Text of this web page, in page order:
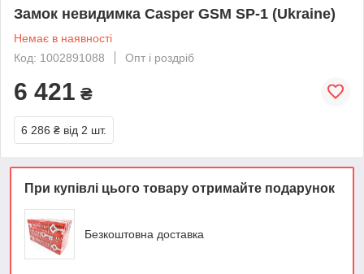
Замок невидимка Casper GSM SP-1 (Ukraine)
Немає в наявності
Код: 1002891088
Опт і роздріб
6 421 ₴
6 286 ₴ від 2 шт.
При купівлі цього товару отримайте подарунок
Безкоштовна доставка